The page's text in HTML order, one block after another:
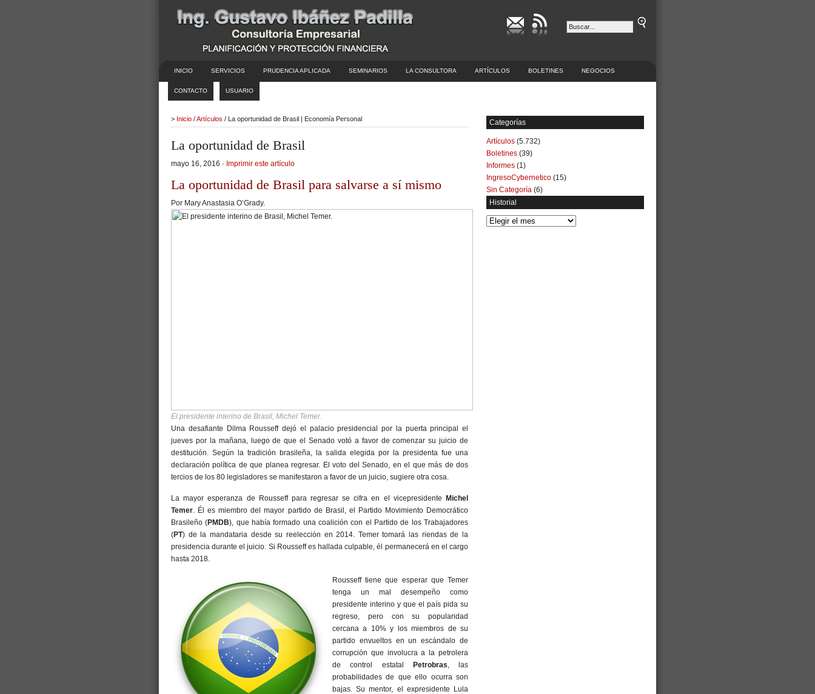
INICIO SERVICIOS PRUDENCIA APLICADA SEMINARIOS LA CONSULTORA ARTÍCULOS BOLETINES NEGOCIOS
CONTACTO USUARIO
> Inicio /Artículos / La oportunidad de Brasil | Economía Personal
La oportunidad de Brasil
mayo 16, 2016 · Imprimir este artículo
La oportunidad de Brasil para salvarse a sí mismo
Por Mary Anastasia O’Grady.
El presidente interino de Brasil, Michel Temer.
Una desafiante Dilma Rousseff dejó el palacio presidencial por la puerta principal el
jueves por la mañana, luego de que el Senado votó a favor de comenzar su juicio de
destitución. Según la tradición brasileña, la salida elegida por la presidenta fue una
declaración política de que planea regresar. El voto del Senado, en el que más de dos
tercios de los 80 legisladores se manifestaron a favor de un juicio, sugiere otra cosa.
La mayor esperanza de Rousseff para regresar se cifra en el vicepresidente
Michel
Temer. Él es miembro del mayor partido de Brasil, el Partido Movimiento Democrático
Brasileño (PMDB), que había formado una coalición con el Partido de los Trabajadores
(PT) de la mandataria desde su reelección en 2014. Temer tomará las riendas de la
presidencia durante el juicio. Si Rousseff es hallada culpable, él permanecerá en el cargo
hasta 2018.
Rousseff tiene que esperar que Temer
tenga un mal desempeño como
presidente interino y que el país pida su
regreso, pero con su popularidad
cercana a 10% y los miembros de su
partido envueltos en un escándalo de
corrupción que involucra a la petrolera
de control estatal
Petrobras,las
probabilidades de que ello ocurra son
bajas. Su mentor, el expresidente Lula
Categorías
Artículos (5.732)
Boletines (39)
Informes (1)
IngresoCybernetico (15)
Sin Categoría (6)
Historial
Historial